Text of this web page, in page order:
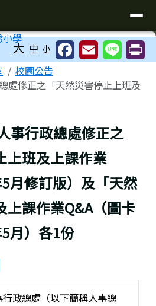
大 中 小
校園公告
處修正之「天然災害停止上班及
事行政總處修正之
上班及上課作業
月修訂版）及「天然
上課作業Q&A（圖卡
月）各1份
政總處（以下簡稱人事總